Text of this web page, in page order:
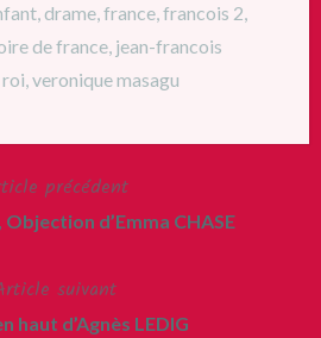
, drame,france,francois 2,
de france, jean-francois
roi,veronique masagu
précédent
d’Emma CHASE
suivant
haut d’Agnès LEDIG